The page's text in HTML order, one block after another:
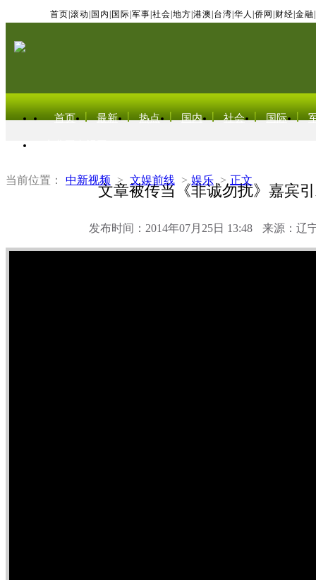
首页 滚动 国内 国际 军事 社会 地方 港澳 台湾 华人 侨网 财经 金融
首页 最新 热点 国内 社会 国际
当前位置： 中新视频 > 文娱前线 > 娱乐 > 正文
文章被传当《非诚勿扰》嘉宾
发布时间：2014年07月25日 13:48 来源：辽